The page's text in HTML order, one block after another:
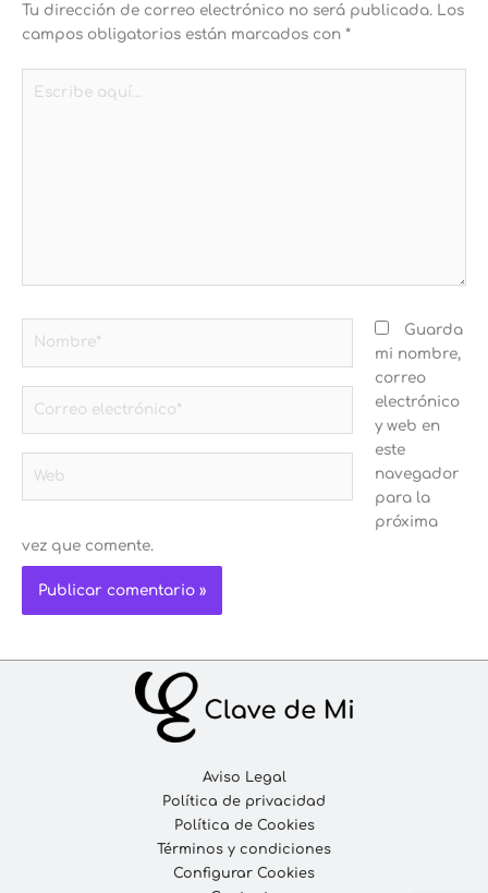
Tu dirección de correo electrónico no será publicada. Los
campos obligatorios están marcados con *
electrónico*
Guarda
mi nombre,
correo
electrónico
y web en
este
navegador
para la
próxima
vez que comente.
Aviso Legal
Política de privacidad
Política de Cookies
Términos y condiciones
Configurar Cookies